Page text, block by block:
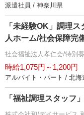
派遣社員 / 神奈川県
「未経験OK」調理
人ホーム/社会保障完
社会福祉法人孝仁会/特別
時給1,075円～1,200円
アルバイト・パート / 北海
「福祉調理スタッフ